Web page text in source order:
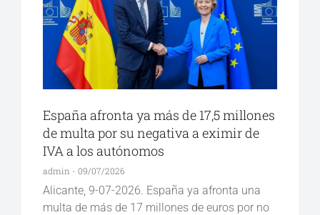
España afronta ya más de 17,5 millones
de multa por su negativa a eximir de
IVA a los autónomos
admin 09/07/2026
Alicante, 9-07-2026. España ya afronta una
multa de más de 17 millones de euros por no